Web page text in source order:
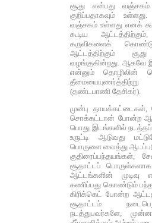
சூது என்பது
குறிப்பதாகவும்
வஞ்சகம் உள்ளது எனக்
கூடிய
கருவிகளைக்
ஆட்டத்திற்கும்
வழங்குகின்றது. ஆகவே
என்னும் தொழிலின்
(தண்டபாணி தேசிகர்).
முன்பு தாயக்கட்டைகள்,
சொக்கட்டான் போன்ற
பொது இடங்களில்
உருட்டி ஆடுவது
பொருளை வைத்து
குதிரைப்பந்தயங்கள்,
சூதாட்டப்
ஆட்டங்களின் முடிவு
கணிப்பது கொண்டும்
கிரிக்கெட் போன்ற
சூதாட்டம்
நடத்துபவர்களே,